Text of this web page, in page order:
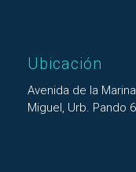
Ubicación
Avenida de la
Miguel, Urb. Pando